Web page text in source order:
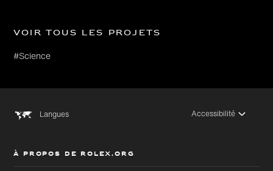
Voir tous les projets
#Science
Langues Accessibilité
À PROPOS DE ROLEX.ORG